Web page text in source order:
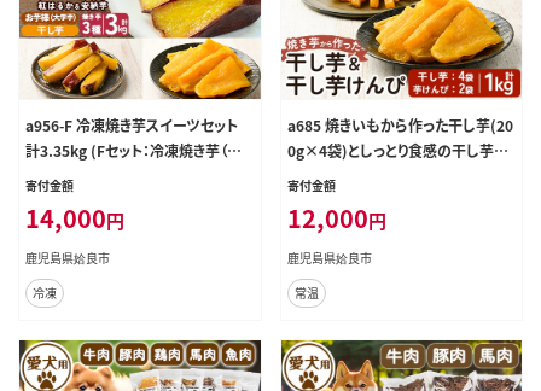
a956-F 冷凍焼き芋スイーツセット
計3.35kg (Fセット：冷凍焼き芋（紅
はるか・安納芋・シルクスイート）各1
00g×1袋、サクッとお芋棒 250g×1
袋)【ファーム工房】 姶良市 鹿児島県
産 冷凍 焼き芋 やきいも べにはるか
安納芋 シルクスイート 冷凍大学芋
寄付金額
14,000円
鹿児島県姶良市
冷凍
a685 焼きいもから作った干し芋(20
0g×4袋)としっとり食感の干し芋け
んぴ(100g×2袋)セット(合計1kg)
干し芋 芋けんぴ 国産 鹿児島県産
長期熟成 紅はるか ほしいも 干しい
も 焼芋 焼き芋 おやつ セット 常温 常
温保存
寄付金額
12,000円
鹿児島県姶良市
常温